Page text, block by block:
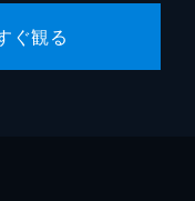
ぐ観る